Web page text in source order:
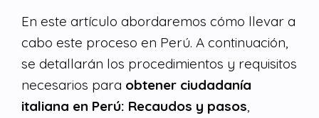
En este artículo abordaremos cómo llevar a
cabo este proceso en Perú. A continuación,
se detallarán los procedimientos y requisitos
necesarios para obtener ciudadanía
italiana en Perú: Recaudos y pasos,